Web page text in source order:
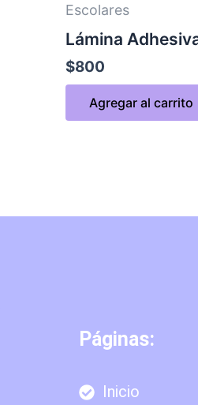
Escolares
Lámina
$800
Agregar al carrito
Páginas:
Inicio